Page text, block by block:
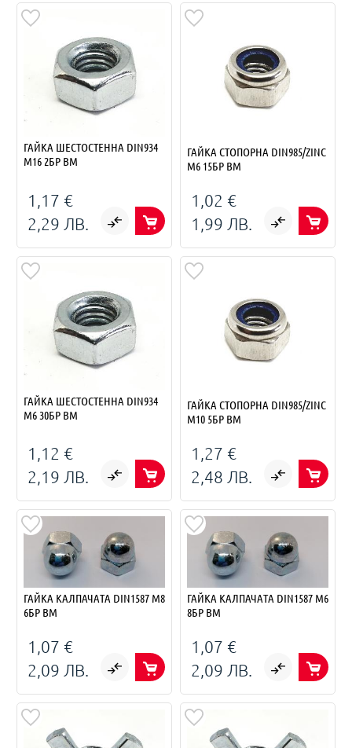
ГАЙКА ШЕСТОСТЕННА DIN934
M16 2БР BM
1,17 €
2,29 ЛВ.
ГАЙКА СТОПОРНА DIN985/ZINC
M6 15БР BM
1,02 €
1,99 ЛВ.
ГАЙКА ШЕСТОСТЕННА DIN934
M6 30БР BM
1,12 €
2,19 ЛВ.
ГАЙКА СТОПОРНА DIN985/ZINC
M10 5БР BM
1,27 €
2,48 ЛВ.
ГАЙКА КАЛПАЧАТА DIN1587 M8
6БР BM
1,07 €
2,09 ЛВ.
ГАЙКА КАЛПАЧАТА DIN1587 M6
8БР BM
1,07 €
2,09 ЛВ.